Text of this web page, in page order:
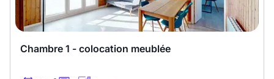
Chambre 1 - colocation meublée